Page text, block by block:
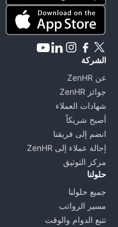
الشركة
عن ZenHR
جوائز ZenHR
شهادات العملاء
أصبح شريكاً
انضم إلى فريقنا
إحالة عملاء إلى ZenHR
مركز التوثيق
حلولنا
جميع حلولنا
مسير الرواتب
تتبع الدوام والوقت